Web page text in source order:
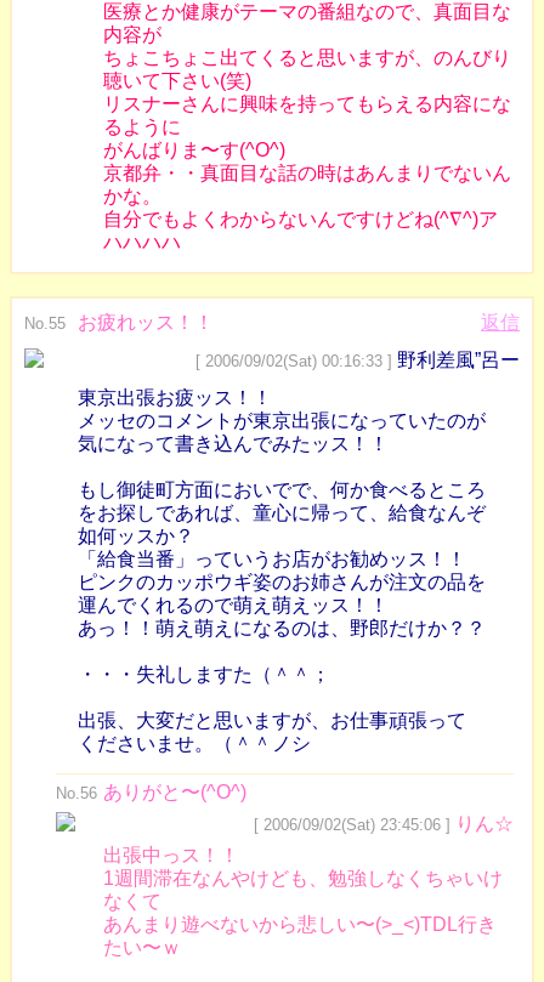
医療とか健康がテーマの番組なので、真面目な
内容が
ちょこちょこ出てくると思いますが、のんびり
聴いて下さい(笑)
リスナーさんに興味を持ってもらえる内容にな
るように
がんばりま〜す(^O^)
京都弁・・真面目な話の時はあんまりでないん
かな。
自分でもよくわからないんですけどね(^∇^)ア
ハハハハ
No.55 お疲れッス！！ 返信
[ 2006/09/02(Sat) 00:16:33 ] 野利差風”呂ー
東京出張お疲ッス！！
メッセのコメントが東京出張になっていたのが
気になって書き込んでみたッス！！
もし御徒町方面においでで、何か食べるところ
をお探しであれば、童心に帰って、給食なんぞ
如何ッスか？
「給食当番」っていうお店がお勧めッス！！
ピンクのカッポウギ姿のお姉さんが注文の品を
運んでくれるので萌え萌えッス！！
あっ！！萌え萌えになるのは、野郎だけか？？
・・・失礼しますた（＾＾；
出張、大変だと思いますが、お仕事頑張って
くださいませ。（＾＾ノシ
No.56 ありがと〜(^O^)
[ 2006/09/02(Sat) 23:45:06 ] りん☆
出張中っス！！
1週間滞在なんやけども、勉強しなくちゃいけ
なくて
あんまり遊べないから悲しい〜(>_<)TDL行き
たい〜ｗ